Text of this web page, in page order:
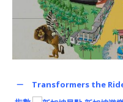
－ Transformers the